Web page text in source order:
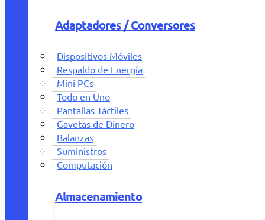
Adaptadores / Conversores
Dispositivos Móviles
Respaldo de Energía
Mini PCs
Todo en Uno
Pantallas Táctiles
Gavetas de Dinero
Balanzas
Suministros
Computación
Almacenamiento